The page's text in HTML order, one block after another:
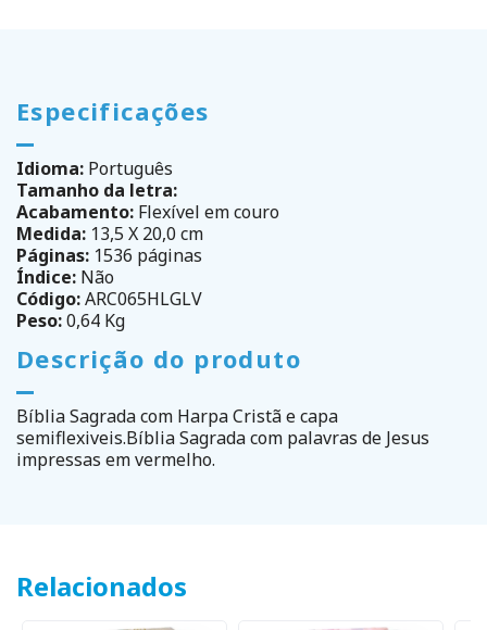
Especificações
Idioma: Português
Tamanho da letra:
Acabamento: Flexível em couro
Medida: 13,5 X 20,0 cm
Páginas: 1536 páginas
Índice: Não
Código:ARC065HLGLV
Peso:0,64 Kg
Descrição do produto
Bíblia Sagrada com Harpa Cristã e capa
semiflexiveis.Bíblia Sagrada com palavras de Jesus
impressas em vermelho.
Relacionados